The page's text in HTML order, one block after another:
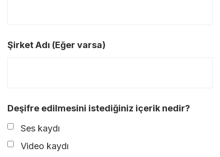
Şirket Adı (Eğer varsa)
Deşifre edilmesini istediğiniz içerik nedir?
Ses kaydı
Video kaydı